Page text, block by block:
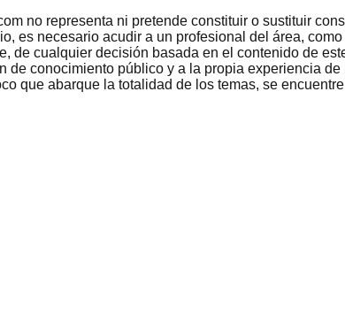
no representa ni pretende constituir o sustituir
es necesario acudir a un profesional del área,
de cualquier decisión basada en el contenido de
conocimiento público y a la propia experiencia
que abarque la totalidad de los temas, se